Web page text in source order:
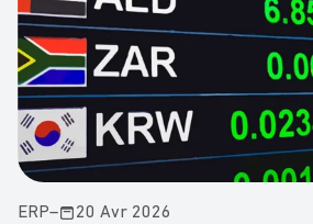
ERP– 20 Avr 2026